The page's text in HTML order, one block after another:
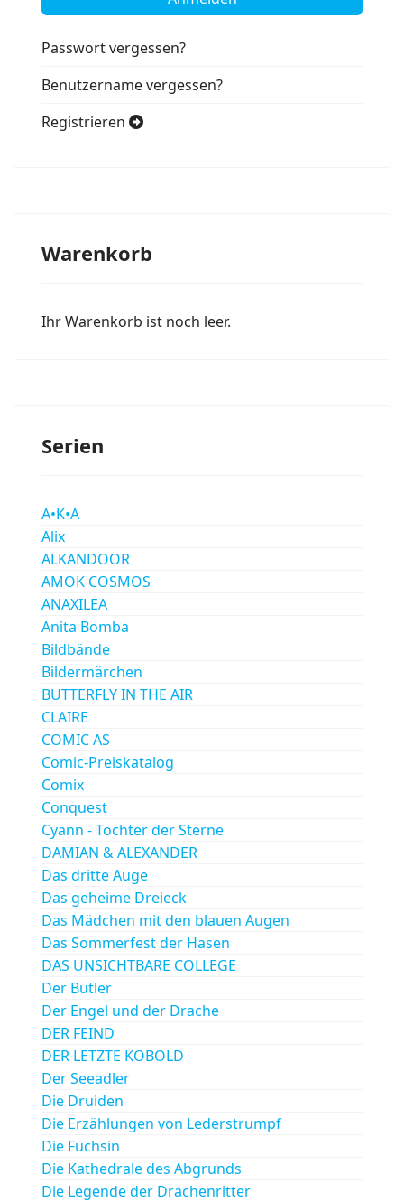
Passwort vergessen?
Benutzername vergessen?
Registrieren
Warenkorb
Ihr Warenkorb ist noch leer.
Serien
A•K•A
Alix
ALKANDOOR
AMOK COSMOS
ANAXILEA
Anita Bomba
Bildbände
Bildermärchen
BUTTERFLY IN THE AIR
CLAIRE
COMIC AS
Comic-Preiskatalog
Comix
Conquest
Cyann - Tochter der Sterne
DAMIAN & ALEXANDER
Das dritte Auge
Das geheime Dreieck
Das Mädchen mit den blauen Augen
Das Sommerfest der Hasen
DAS UNSICHTBARE COLLEGE
Der Butler
Der Engel und der Drache
DER FEIND
DER LETZTE KOBOLD
Der Seeadler
Die Druiden
Die Erzählungen von Lederstrumpf
Die Füchsin
Die Kathedrale des Abgrunds
Die Legende der Drachenritter